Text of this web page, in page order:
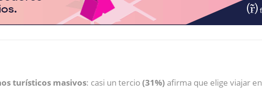
turísticos masivos: casi un tercio(31%) afirma que elige viajar en